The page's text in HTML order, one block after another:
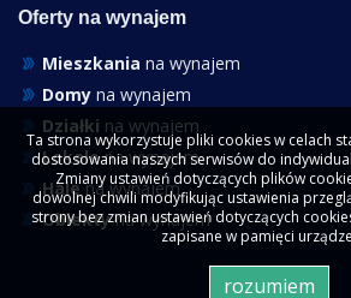
Oferty na wynajem
Mieszkania na wynajem
Domy na wynajem
Działki na wynajem
Lokalena wynajem
Halena wynajem
Obiektyna wynajem
Ta strona wykorzystuje pliki cookies w celach
dostosowania naszych serwisów do
Zmiany ustawień dotyczących plików
dowolnej chwili modyfikując ustawienia
strony bez zmian ustawień dotyczących
zapisane w pamięci
rozumiem